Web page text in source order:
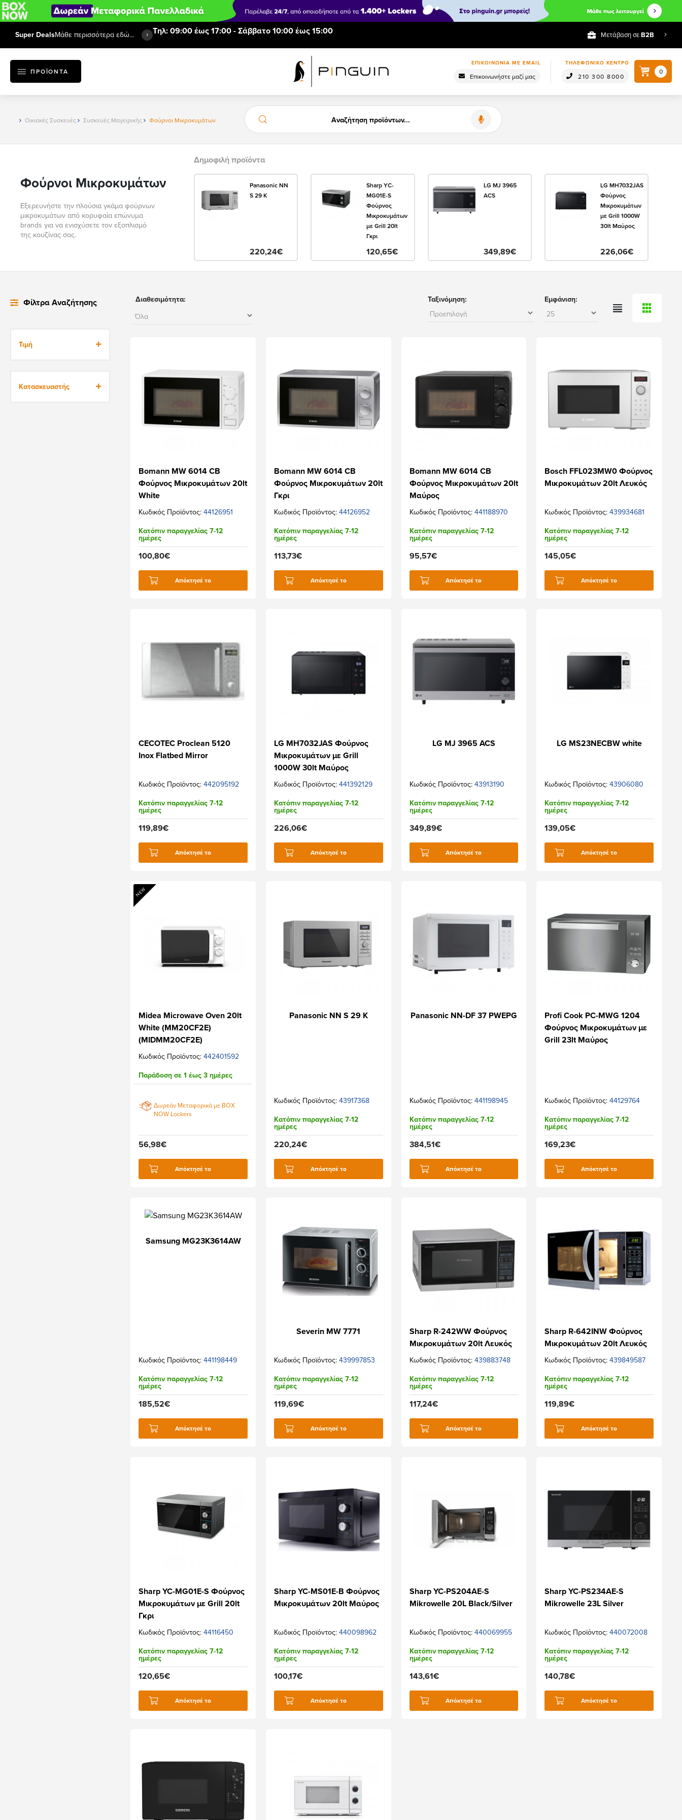
Super DealsΜάθε περισσότερα εδώ... Τηλ: 09:00 έως 17:00 - Σάββατο 10:00 έως 15:00 Μετάβαση σεΒ2Β
ΠΡΟΪΟΝΤΑ
ΕΠΙΚΟΙΝΩΝΙΑ ΜΕ EMAIL
Επικοινωνήστε μαζί μας
ΤΗΛΕΦΩΝΙΚΟ ΚΕΝΤΡΟ
210 300 8000
0
Οικιακές Συσκευές Συσκευές Μαγειρικής Φούρνοι Μικροκυμάτων
Φούρνοι Μικροκυμάτων
Εξερευνήστε την πλούσια γκάμα φούρνων
μικροκυμάτων από κορυφαία επώνυμα
brands για να ενισχύσετε τον εξοπλισμό
της κουζίνας σας.
Δημοφιλή προϊόντα
Panasonic NN
S 29 K
220,24€
Sharp YC-
MG01E-S
Φούρνος
Μικροκυμάτων
με Grill 20lt
Γκρι
120,65€
LG MJ 3965
ACS
349,89€
LG MH7032JAS
Φούρνος
Μικροκυμάτων
με Grill 1000W
30lt Μαύρος
226,06€
Φίλτρα Αναζήτησης
Τιμή
Κατασκευαστής
Διαθεσιμότητα: Ταξινόμηση: Εμφάνιση:
Bomann MW 6014 CB
Φούρνος Μικροκυμάτων 20lt
White
Κωδικός Προϊόντος: 44126951
Κατόπιν παραγγελίας 7-12
ημέρες
100,80€
Απόκτησέ το
Bomann MW 6014 CB
Φούρνος Μικροκυμάτων 20lt
Γκρι
Κωδικός Προϊόντος: 44126952
Κατόπιν παραγγελίας 7-12
ημέρες
113,73€
Απόκτησέ το
Bomann MW 6014 CB
Φούρνος Μικροκυμάτων 20lt
Μαύρος
Κωδικός Προϊόντος: 441188970
Κατόπιν παραγγελίας 7-12
ημέρες
95,57€
Απόκτησέ το
Bosch FFL023MW0 Φούρνος
Μικροκυμάτων 20lt Λευκός
Κωδικός Προϊόντος: 439934681
Κατόπιν παραγγελίας 7-12
ημέρες
145,05€
Απόκτησέ το
CECOTEC Proclean 5120
Inox Flatbed Mirror
Κωδικός Προϊόντος: 442095192
Κατόπιν παραγγελίας 7-12
ημέρες
119,89€
Απόκτησέ το
LG MH7032JAS Φούρνος
Μικροκυμάτων με Grill
1000W 30lt Μαύρος
Κωδικός Προϊόντος: 441392129
Κατόπιν παραγγελίας 7-12
ημέρες
226,06€
Απόκτησέ το
LG MJ 3965 ACS
Κωδικός Προϊόντος: 43913190
Κατόπιν παραγγελίας 7-12
ημέρες
349,89€
Απόκτησέ το
LG MS23NECBW white
Κωδικός Προϊόντος: 43906080
Κατόπιν παραγγελίας 7-12
ημέρες
139,05€
Απόκτησέ το
NEW
Midea Microwave Oven 20lt
White (MM20CF2E)
(MIDMM20CF2E)
Κωδικός Προϊόντος: 442401592
Παράδοση σε 1 έως 3 ημέρες
Δωρεάν Μεταφορικά με BOX
NOW Lockers
56,98€
Απόκτησέ το
Panasonic NN S 29 K
Κωδικός Προϊόντος: 43917368
Κατόπιν παραγγελίας 7-12
ημέρες
220,24€
Απόκτησέ το
Panasonic NN-DF 37 PWEPG
Κωδικός Προϊόντος: 441198945
Κατόπιν παραγγελίας 7-12
ημέρες
384,51€
Απόκτησέ το
Profi Cook PC-MWG 1204
Φούρνος Μικροκυμάτων με
Grill 23lt Μαύρος
Κωδικός Προϊόντος: 44129764
Κατόπιν παραγγελίας 7-12
ημέρες
169,23€
Απόκτησέ το
Samsung MG23K3614AW
Κωδικός Προϊόντος: 441198449
Κατόπιν παραγγελίας 7-12
ημέρες
185,52€
Απόκτησέ το
Severin MW 7771
Κωδικός Προϊόντος: 439997853
Κατόπιν παραγγελίας 7-12
ημέρες
119,69€
Απόκτησέ το
Sharp R-242WW Φούρνος
Μικροκυμάτων 20lt Λευκός
Κωδικός Προϊόντος: 439883748
Κατόπιν παραγγελίας 7-12
ημέρες
117,24€
Απόκτησέ το
Sharp R-642INW Φούρνος
Μικροκυμάτων 20lt Λευκός
Κωδικός Προϊόντος: 439849587
Κατόπιν παραγγελίας 7-12
ημέρες
119,89€
Απόκτησέ το
Sharp YC-MG01E-S Φούρνος
Μικροκυμάτων με Grill 20lt
Γκρι
Κωδικός Προϊόντος: 44116450
Κατόπιν παραγγελίας 7-12
ημέρες
120,65€
Απόκτησέ το
Sharp YC-MS01E-B Φούρνος
Μικροκυμάτων 20lt Μαύρος
Κωδικός Προϊόντος: 440098962
Κατόπιν παραγγελίας 7-12
ημέρες
100,17€
Απόκτησέ το
Sharp YC-PS204AE-S
Mikrowelle 20L Black/Silver
Κωδικός Προϊόντος: 440069955
Κατόπιν παραγγελίας 7-12
ημέρες
143,61€
Απόκτησέ το
Sharp YC-PS234AE-S
Mikrowelle 23L Silver
Κωδικός Προϊόντος: 440072008
Κατόπιν παραγγελίας 7-12
ημέρες
140,78€
Απόκτησέ το